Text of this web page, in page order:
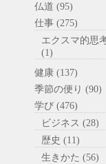
仏道 (95)
仕事 (275)
エクスマ的思
(1)
健康 (137)
季節の便り (90)
学び (476)
ビジネス (28)
歴史 (11)
生きかた (56)